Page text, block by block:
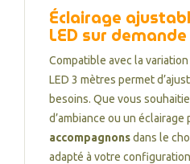
Éclairage
LED sur demande
Compatible avec la
LED 3 mètres permet
besoins. Que vous
d’ambiance ou un éclairage
accompagnonsdans le
adapté à votre